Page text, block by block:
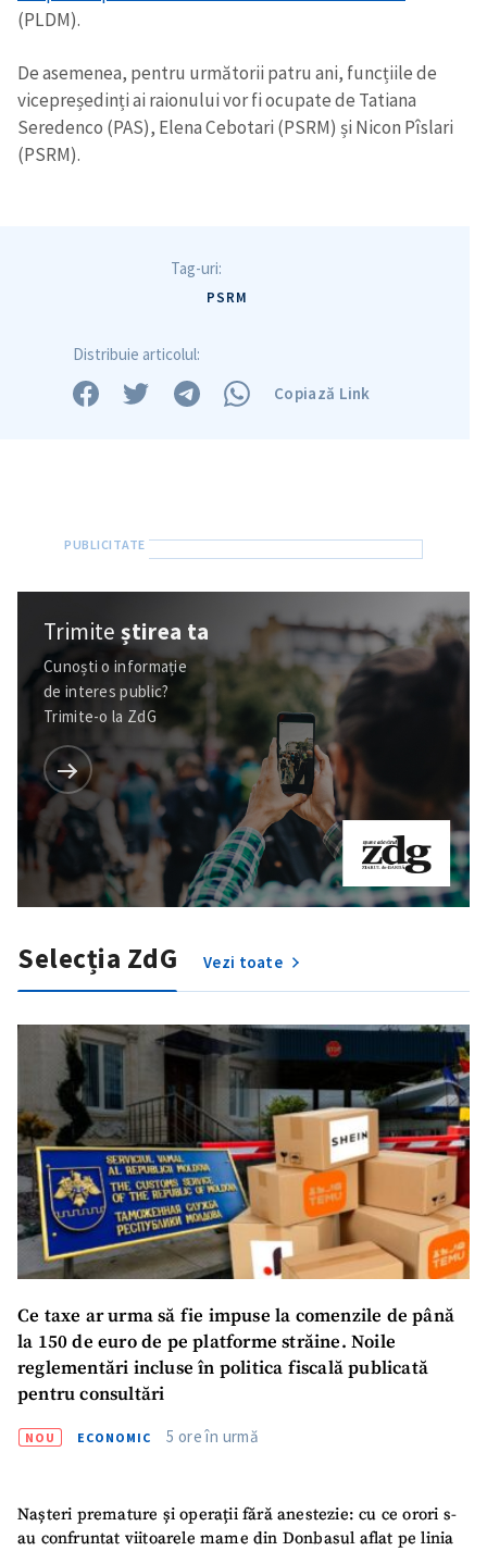
(PLDM).
De asemenea, pentru următorii patru ani, funcțiile de
vicepreședinți ai raionului vor fi ocupate de Tatiana
Seredenco (PAS), Elena Cebotari (PSRM) și Nicon Pîslari
(PSRM).
Tag-uri:
PSRM
Distribuie articolul:
Copiază Link
Trimiteștirea ta
Cunoști o informație
de interes public?
Trimite-o la ZdG
Selecția ZdG Vezi toate
Ce taxe ar urma să fie impuse la comenzile de până
la 150 de euro de pe platforme străine. Noile
reglementări incluse în politica fiscală publicată
pentru consultări
NOU ECONOMIC 5 ore în urmă
Nașteri premature și operații fără anestezie: cu ce orori s-
au confruntat viitoarele mame din Donbasul aflat pe linia
Fotografie
+ Încarcă imagine